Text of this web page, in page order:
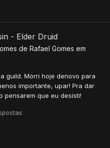
- Elder Druid
de Rafael Gomes em
guild. Morri hoje denovo para
importante, upar! Pra dar
pensarem que eu desisti!